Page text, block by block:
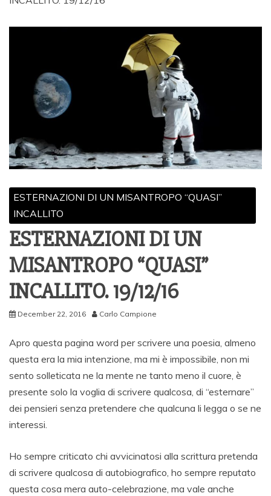
ESTERNAZIONI DI UN MISANTROPO “QUASI”
INCALLITO
ESTERNAZIONI DI UN
MISANTROPO “QUASI”
INCALLITO. 19/12/16
December 22, 2016 Carlo Campione
Apro questa pagina word per scrivere una poesia, almeno
questa era la mia intenzione, ma mi è impossibile, non mi
sento solleticata ne la mente ne tanto meno il cuore, è
presente solo la voglia di scrivere qualcosa, di “esternare”
dei pensieri senza pretendere che qualcuna li legga o se ne
interessi.
Ho sempre criticato chi avvicinatosi alla scrittura pretenda
di scrivere qualcosa di autobiografico, ho sempre reputato
questa cosa mera auto-celebrazione, ma vale anche